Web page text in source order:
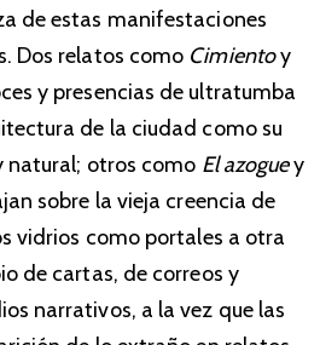
de estas manifestaciones
Dos relatos como Cimientoy
y presencias de ultratumba
de la ciudad como su
natural; otros como El azoguey
sobre la vieja creencia de
vidrios como portales a otra
de cartas, de correos y
narrativos, a la vez que las